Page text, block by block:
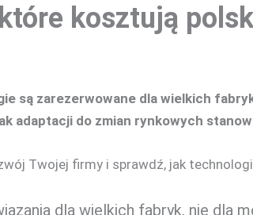
kosztują
są zarezerwowane dla wielkich
adaptacji do zmian rynkowych
Twojej firmy i sprawdź, jak
dla wielkich fabryk, nie dla